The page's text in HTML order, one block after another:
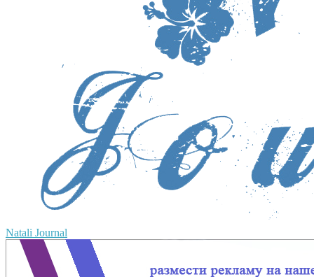
Natali Journal